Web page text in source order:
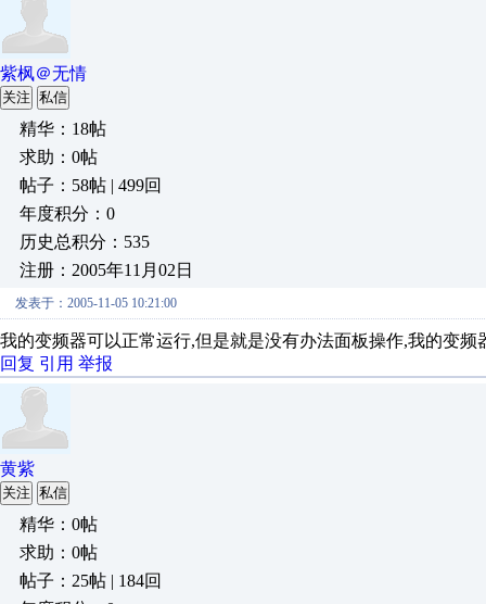
紫枫＠无情
关注 私信
精华：18帖
求助：0帖
帖子：58帖 | 499回
年度积分：0
历史总积分：535
注册：2005年11月02日
发表于：2005-11-05 10:21:00
我的变频器可以正常运行,但是就是没有办法面板操作,我的变频
回复 引用 举报
黄紫
关注 私信
精华：0帖
求助：0帖
帖子：25帖 | 184回